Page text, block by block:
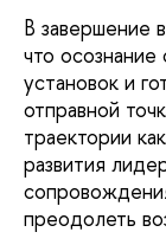
В завершение
что
установок и
отправной
траектории
развития
преодолеть